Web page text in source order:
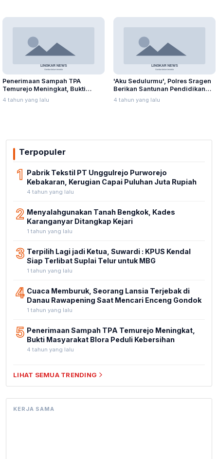
Penerimaan Sampah TPA
Temurejo Meningkat, Bukti
Masyarakat Blora Peduli
Kebersihan
4 tahun yang lalu
'Aku Sedulurmu', Polres Sragen
Berikan Santunan Pendidikan
Anak Yatim Piatu
4 tahun yang lalu
Terpopuler
1 Pabrik Tekstil PT Unggulrejo Purworejo
Kebakaran, Kerugian Capai Puluhan Juta Rupiah
4 tahun yang lalu
2 Menyalahgunakan Tanah Bengkok, Kades
Karanganyar Ditangkap Kejari
1 tahun yang lalu
3 Terpilih Lagi jadi Ketua, Suwardi : KPUS Kendal
Siap Terlibat Suplai Telur untuk MBG
1 tahun yang lalu
4 Cuaca Memburuk, Seorang Lansia Terjebak di
Danau Rawapening Saat Mencari Enceng Gondok
1 tahun yang lalu
5 Penerimaan Sampah TPA Temurejo Meningkat,
Bukti Masyarakat Blora Peduli Kebersihan
4 tahun yang lalu
LIHAT SEMUA TRENDING
KERJA SAMA